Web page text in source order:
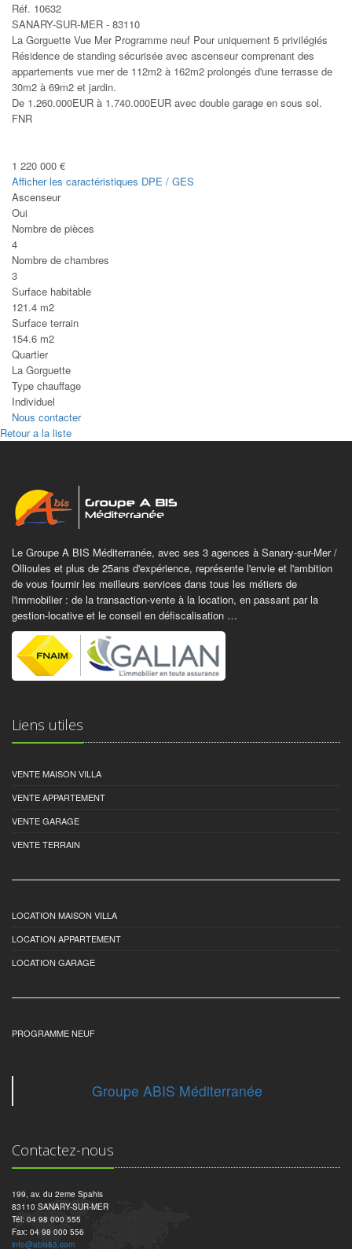
Réf. 10632
SANARY-SUR-MER - 83110
La Gorguette Vue Mer Programme neuf Pour uniquement 5 privilégiés
Résidence de standing sécurisée avec ascenseur comprenant des
appartements vue mer de 112m2 à 162m2 prolongés d'une terrasse de
30m2 à 69m2 et jardin.
De 1.260.000EUR à 1.740.000EUR avec double garage en sous sol.
FNR
1 220 000 €
Afficher les caractéristiques DPE / GES
Ascenseur
Oui
Nombre de pièces
4
Nombre de chambres
3
Surface habitable
121.4 m2
Surface terrain
154.6 m2
Quartier
La Gorguette
Type chauffage
Individuel
Nous contacter
Retour a la liste
Le Groupe A BIS Méditerranée, avec ses 3 agences à Sanary-sur-Mer /
Ollioules et plus de 25ans d'expérience, représente l'envie et l'ambition
de vous fournir les meilleurs services dans tous les métiers de
l'immobilier : de la transaction-vente à la location, en passant par la
gestion-locative et le conseil en défiscalisation …
Liens utiles
VENTE MAISON VILLA
VENTE APPARTEMENT
VENTE GARAGE
VENTE TERRAIN
LOCATION MAISON VILLA
LOCATION APPARTEMENT
LOCATION GARAGE
PROGRAMME NEUF
Groupe ABIS Méditerranée
Contactez-nous
199, av. du 2eme Spahis
83110 SANARY-SUR-MER
Tél: 04 98 000 555
Fax: 04 98 000 556
info@abis83.com